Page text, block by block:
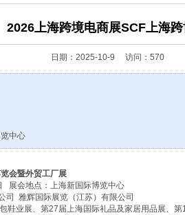
2026上海跨境电商展SCF上海
日期： 2025-10-9 访问：570
中心
会暨外贸工厂展
展会地点：上海新国际博览中心
司 雅辉国际展览（江苏）有限公司
鞋业展、第27届上海国际礼品及家居用品展、